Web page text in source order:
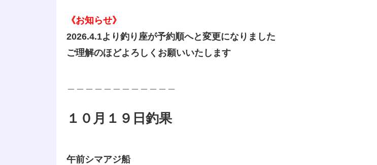
《お知らせ》
2026.4.1より釣り座が予約順へと変更になりました
ご理解のほどよろしくお願いいたします
１０月１９日釣果
午前シマアジ船